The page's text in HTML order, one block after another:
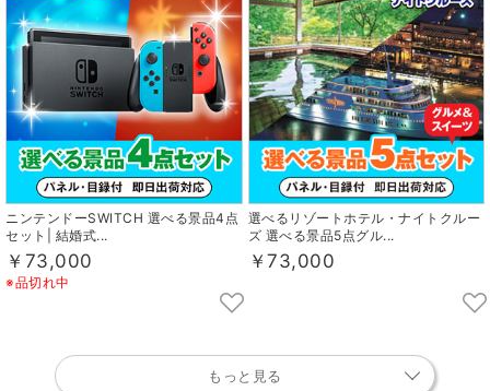
ニンテンドーSWITCH 選べる景品4点
セット| 結婚式...
￥73,000
※品切れ中
選べるリゾートホテル・ナイトクルー
ズ 選べる景品5点グル...
￥73,000
もっと見る